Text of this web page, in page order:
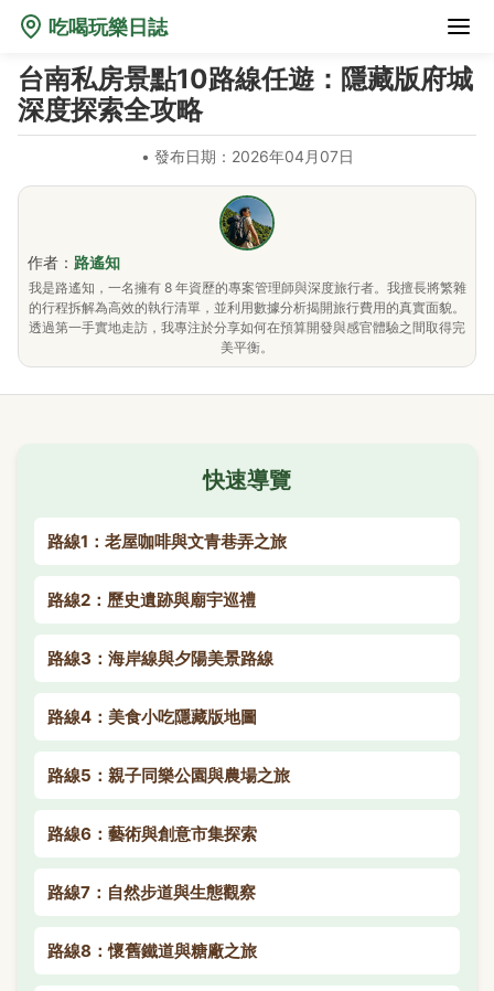
吃喝玩樂日誌
台南私房景點10路線任遊：隱藏版府城
深度探索全攻略
• 發布日期：2026年04月07日
作者： 路遙知
我是路遙知，一名擁有 8 年資歷的專案管理師與深度旅行者。我擅長將繁雜
的行程拆解為高效的執行清單，並利用數據分析揭開旅行費用的真實面貌。
透過第一手實地走訪，我專注於分享如何在預算開發與感官體驗之間取得完
美平衡。
快速導覽
路線1：老屋咖啡與文青巷弄之旅
路線2：歷史遺跡與廟宇巡禮
路線3：海岸線與夕陽美景路線
路線4：美食小吃隱藏版地圖
路線5：親子同樂公園與農場之旅
路線6：藝術與創意市集探索
路線7：自然步道與生態觀察
路線8：懷舊鐵道與糖廠之旅